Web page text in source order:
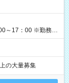
なし） 時給1,300
費 【試用期
～17：00 ※勤務時
の大量募集